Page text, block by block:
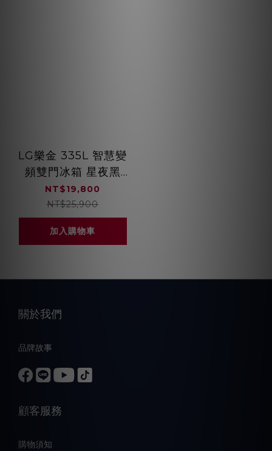
LG樂金 335L 智慧變
頻雙門冰箱 星夜黑
GN-L332BS
NT$19,800
NT$25,900
加入購物車
關於我們
品牌故事
顧客服務
購物須知